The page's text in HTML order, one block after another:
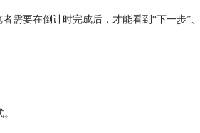
要在倒计时完成后，才能看到“下一步”、